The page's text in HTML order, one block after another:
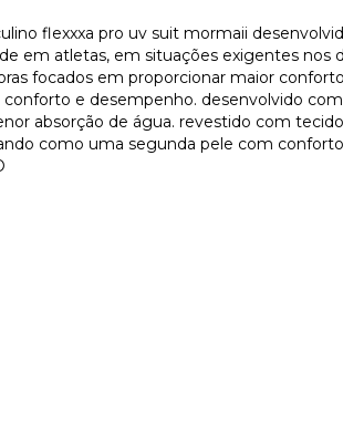
flexxxa pro uv suit mormaii
em atletas, em situações exigentes nos
focados em proporcionar maior
e desempenho. desenvolvido
absorção de água. revestido com
como uma segunda pele com